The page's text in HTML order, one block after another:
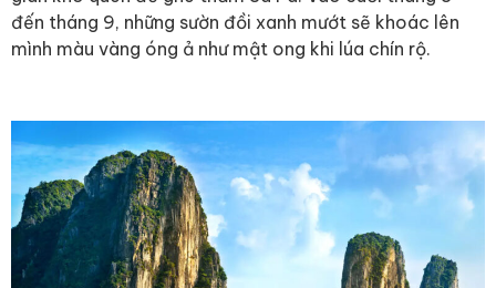
đến tháng 9, những sườn đồi xanh mướt sẽ khoác lên
mình màu vàng óng ả như mật ong khi lúa chín rộ.